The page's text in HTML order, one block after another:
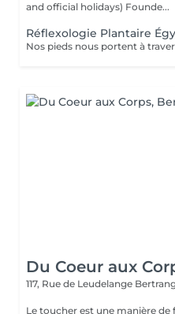
and official holidays) Founde...
Réflexologie Plantaire
Du Coeur aux
117, Rue de Leudelange
Le toucher est une manière de